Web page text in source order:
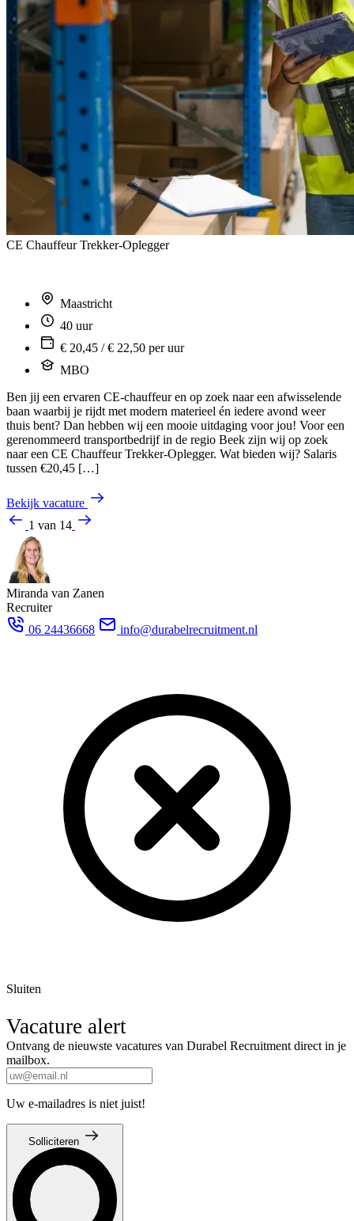
CE Chauffeur Trekker-Oplegger
Maastricht
40 uur
€ 20,45 / € 22,50 per uur
MBO
Ben jij een ervaren CE-chauffeur en op zoek naar een afwisselende
baan waarbij je rijdt met modern materieel én iedere avond weer
thuis bent? Dan hebben wij een mooie uitdaging voor jou! Voor een
gerenommeerd transportbedrijf in de regio Beek zijn wij op zoek
naar een CE Chauffeur Trekker-Oplegger. Wat bieden wij? Salaris
tussen €20,45 […]
Bekijk vacature
1 van 14
Miranda van Zanen
Recruiter
06 24436668
info@durabelrecruitment.nl
Sluiten
Vacature alert
Ontvang de nieuwste vacatures van Durabel Recruitment direct in je
mailbox.
Uw e-mailadres is niet juist!
Solliciteren